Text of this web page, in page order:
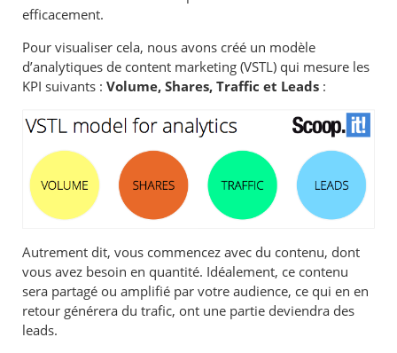
efficacement.
Pour visualiser cela, nous avons créé un modèle
d’analytiques de content marketing (VSTL) qui mesure les
KPI suivants :Volume, Shares, Traffic et Leads :
Autrement dit, vous commencez avec du contenu, dont
vous avez besoin en quantité. Idéalement, ce contenu
sera partagé ou amplifié par votre audience, ce qui en en
retour générera du trafic, ont une partie deviendra des
leads.